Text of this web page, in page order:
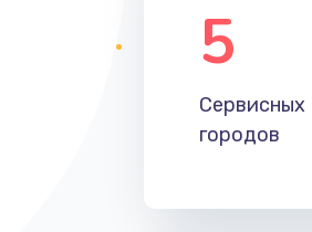
5
Сервисных
городов